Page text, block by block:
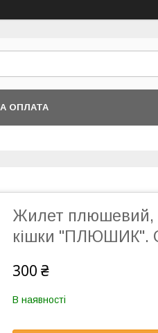
ОПЛАТА
Жилет плюшевий,
кішки "ПЛЮШИК".
300 ₴
В наявності